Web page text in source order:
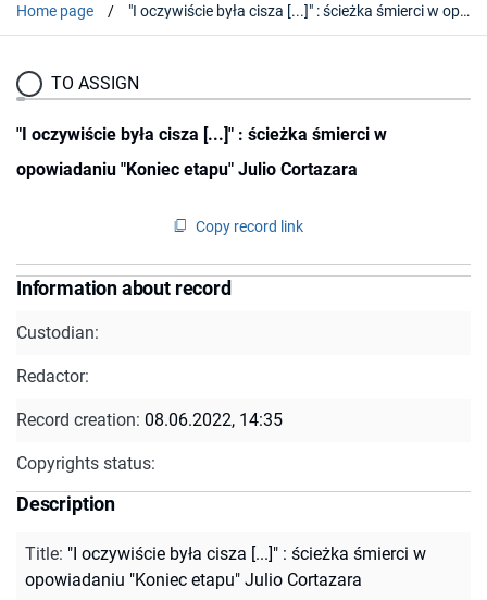
Home page "I oczywiście była cisza [...]" : ścieżka śmierci w opowiadaniu "Koniec etapu" Julio Cortazara
TO ASSIGN
"I oczywiście była cisza [...]" : ścieżka śmierci w
opowiadaniu "Koniec etapu" Julio Cortazara
Copy record link
Information about record
Custodian:
Redactor:
Record creation: 08.06.2022, 14:35
Copyrights status:
Description
Title: "I oczywiście była cisza [...]" : ścieżka śmierci w
opowiadaniu "Koniec etapu" Julio Cortazara